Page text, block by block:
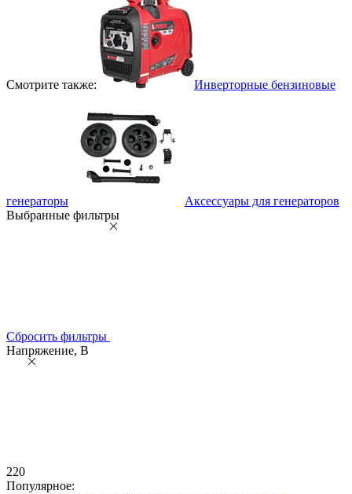
Смотрите также: Инверторные бензиновые
генераторы
Аксессуары для генераторов
Выбранные фильтры
Сбросить фильтры
Напряжение, В
220
Популярное: